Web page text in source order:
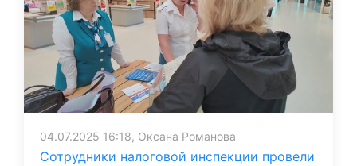
04.07.2025 16:18, Оксана Романова
Сотрудники налоговой инспекции провели